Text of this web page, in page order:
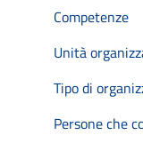
Competenze
Unità
Tipo di
Persone che